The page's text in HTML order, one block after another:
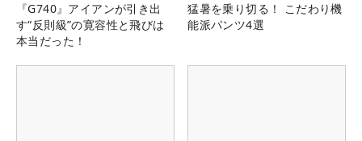
『G740』アイアンが引き出
す“反則級”の寛容性と飛びは
本当だった！
猛暑を乗り切る！ こだわり機
能派パンツ4選